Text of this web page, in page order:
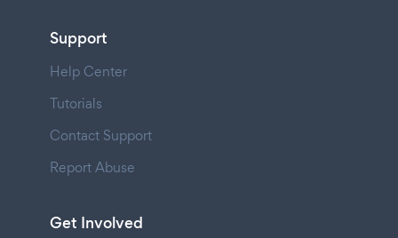
Support
Help Center
Tutorials
Contact Support
Report Abuse
Get Involved